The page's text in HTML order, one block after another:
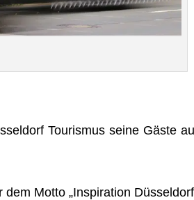
Tou­ris­mus seine Gäste
Motto „Inspi­ra­tion